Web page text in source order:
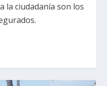
la ciudadanía son los